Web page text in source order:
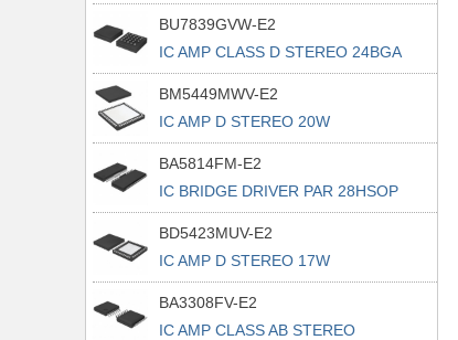
24HTSSOP
BU7839GVW-E2
IC AMP CLASS D STEREO 24BGA
BM5449MWV-E2
IC AMP D STEREO 20W
UQFN056V7070
BA5814FM-E2
IC BRIDGE DRIVER PAR 28HSOP
BD5423MUV-E2
IC AMP D STEREO 17W
VQFN048V7070
BA3308FV-E2
IC AMP CLASS AB STEREO